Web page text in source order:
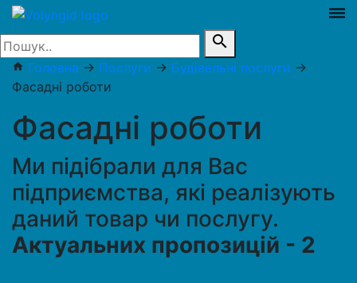
dehaze
search
home Головна → Послуги → Будівельні послуги →
Фасадні роботи
Фасадні роботи
Ми підібрали для Вас
підприємства, які реалізують
даний товар чи послугу.
Актуальних пропозицій - 2